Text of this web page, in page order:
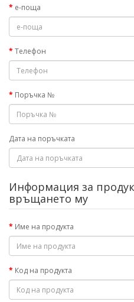
е-поща
Телефон
Поръчка №
Дата на поръчката
Информация за
връщането му
Име на продукта
Код на продукта